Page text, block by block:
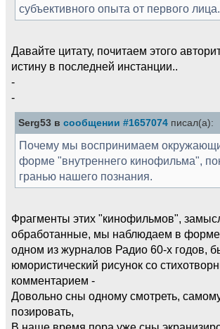
субъективного опыта от первого лица.
Давайте цитату, почитаем этого
истину в последней инстанции..
-
-
Serg53 в сообщении #1657074 писал(а):
Почему мы воспринимаем
форме "внутреннего кинофильма",
гранью нашего познания.
Фрагменты этих "кинофильмов",
обработанные, мы наблюдаем в
одном из журналов Радио 60-х годов,
юмористический рисунок со
комментарием -
Довольно сны одному смотреть,
позировать,